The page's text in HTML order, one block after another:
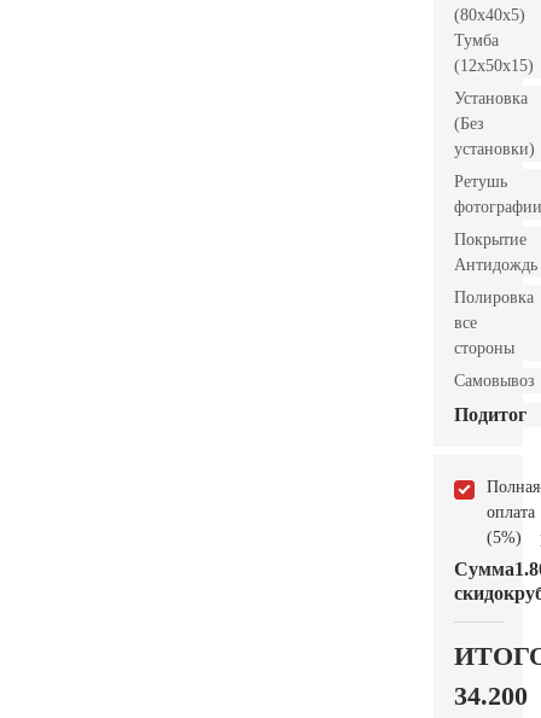
(80x40x5)
Тумба
(12x50x15)
Установка
(Без
установки)
Ретушь
фотографии
Покрытие
Антидождь
Полировка
все
стороны
Самовывоз
Подитог
Полная
оплата
(5%)
Сумма
скидок
34.200